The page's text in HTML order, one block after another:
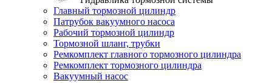
Главный тормозной цилиндр
Патрубок вакуумного насоса
Рабочий тормозной цилиндр
Тормозной шланг, трубки
Ремкомплект главного тормозного цилиндра
Ремкомплект тормозного цилиндра
Вакуумный насос